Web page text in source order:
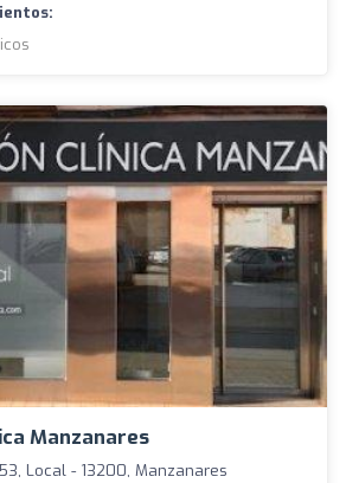
Manzanares
Local - 13200, Manzanares